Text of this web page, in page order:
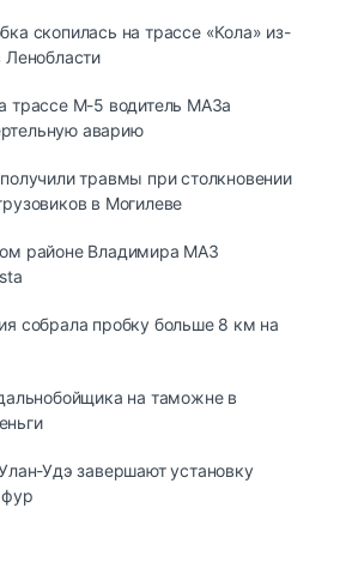
скопилась на трассе «Кола» из-
Ленобласти
трассе М-5 водитель МАЗа
аварию
травмы при столкновении
в Могилеве
районе Владимира МАЗ
собрала пробку больше 8 км на
на таможне в
Удэ зaвepшaют ycтaнoвкy